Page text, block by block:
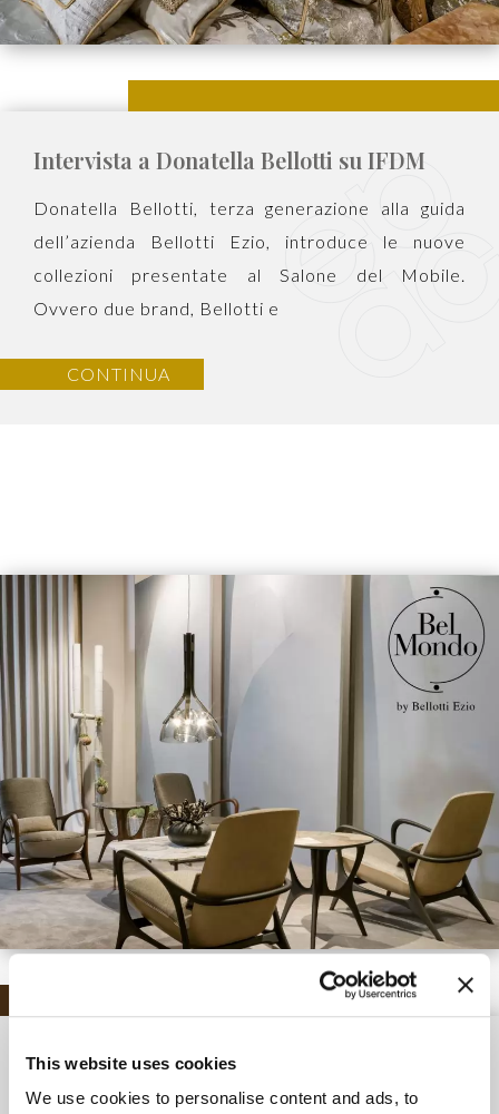
This website uses cookies
We use cookies to personalise content and ads, to
Intervista a Donatella Bellotti su IFDM
Donatella Bellotti, terza generazione alla guida
dell’azienda Bellotti Ezio, introduce le nuove
collezioni presentate al Salone del Mobile.
Ovvero due brand, Bellotti e
CONTINUA
Bellotti Ezio su IFDM presenta GEA, la
linea nuova Bel Mondo